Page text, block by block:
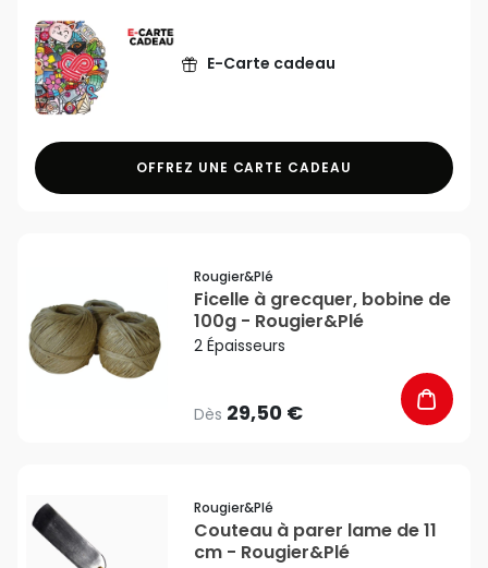
E-Carte cadeau
OFFREZ UNE CARTE CADEAU
Rougier&plé
Ficelle à grecquer, bobine de
100g - Rougier&Plé
2 Épaisseurs
Dès 29,50 €
Rougier&plé
Couteau à parer lame de 11
cm - Rougier&Plé